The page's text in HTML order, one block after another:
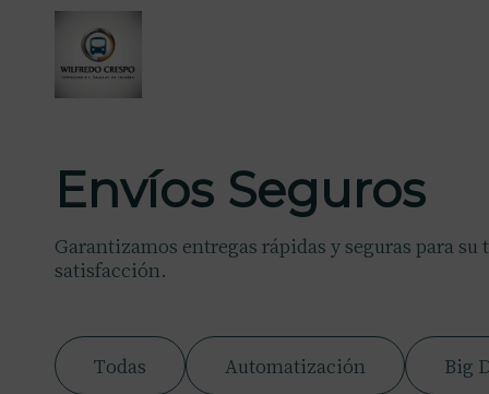
Envíos Seguros
Garantizamos entregas rápidas y seguras para
satisfacción.
Todas Automatización Big